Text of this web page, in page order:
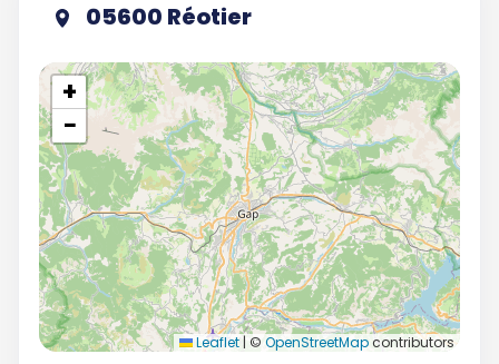
05600 Réotier
+
−
Leaflet | © OpenStreetMapcontributors